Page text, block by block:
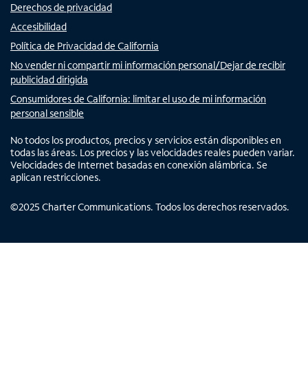
Derechos de privacidad
Accesibilidad
Política de Privacidad de California
No vender ni compartir mi información personal/Dejar de recibir
publicidad dirigida
Consumidores de California: limitar el uso de mi información
personal sensible
No todos los productos, precios y servicios están disponibles en
todas las áreas. Los precios y las velocidades reales pueden variar.
Velocidades de Internet basadas en conexión alámbrica. Se
aplican restricciones.
©2025 Charter Communications. Todos los derechos reservados.